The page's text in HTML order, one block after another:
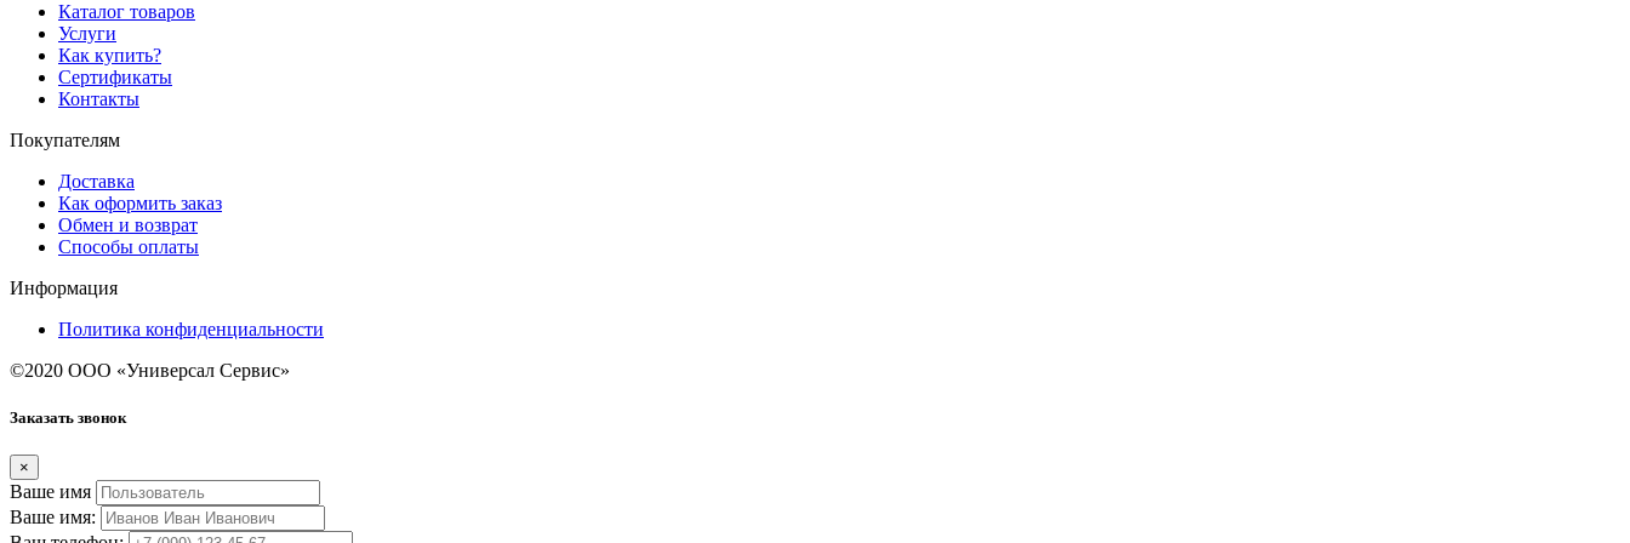
Каталог товаров
Услуги
Как купить?
Сертификаты
Контакты
Покупателям
Доставка
Как оформить заказ
Обмен и возврат
Способы оплаты
Информация
Политика конфиденциальности
©2020 ООО «Универсал Сервис»
Заказать звонок
×
Ваше имя
Ваше имя: